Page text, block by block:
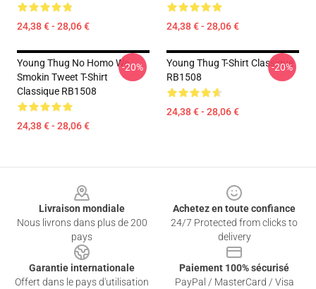
24,38 € - 28,06 € 24,38 € - 28,06 €
Young Thug No Homo We
Smokin Tweet T-Shirt
Classique RB1508
24,38 € - 28,06 €
-20%
Young Thug T-Shirt Classique
RB1508
24,38 € - 28,06 €
-20%
Livraison mondiale
Nous livrons dans plus de 200
pays
Achetez en toute confiance
24/7 Protected from clicks to
delivery
Garantie internationale
Offert dans le pays d'utilisation
Paiement 100% sécurisé
PayPal / MasterCard / Visa